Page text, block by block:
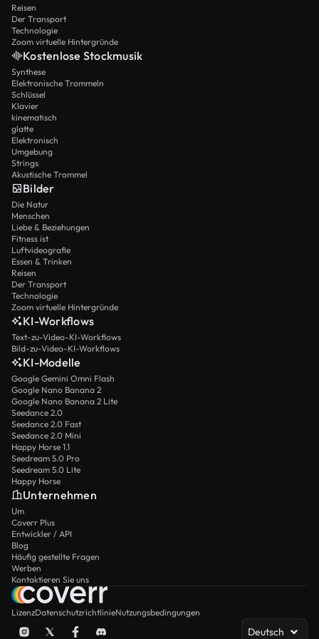
Reisen
Der Transport
Technologie
Zoom virtuelle Hintergründe
Kostenlose Stockmusik
Synthese
Elektronische Trommeln
Schlüssel
Klavier
kinematisch
glatte
Elektronisch
Umgebung
Strings
Akustische Trommel
Bilder
Die Natur
Menschen
Liebe & Beziehungen
Fitness ist
Luftvideografie
Essen & Trinken
Reisen
Der Transport
Technologie
Zoom virtuelle Hintergründe
KI-Workflows
Text-zu-Video-KI-Workflows
Bild-zu-Video-KI-Workflows
KI-Modelle
Google Gemini Omni Flash
Google Nano Banana 2
Google Nano Banana 2 Lite
Seedance 2.0
Seedance 2.0 Fast
Seedance 2.0 Mini
Happy Horse 1.1
Seedream 5.0 Pro
Seedream 5.0 Lite
Happy Horse
Unternehmen
Um
Coverr Plus
Entwickler / API
Blog
Häufig gestellte Fragen
Werben
Kontaktieren Sie uns
LizenzDatenschutzrichtlinieNutzungsbedingungen
Deutsch